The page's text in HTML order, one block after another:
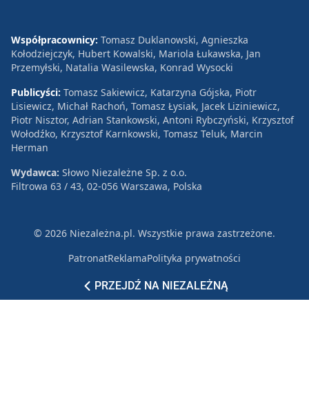
PRZEJDŹ NA NIEZALEŻNĄ
Współpracownicy: Tomasz Duklanowski, Agnieszka
Kołodziejczyk, Hubert Kowalski, Mariola Łukawska, Jan
Przemyłski, Natalia Wasilewska, Konrad Wysocki
Publicyści: Tomasz Sakiewicz, Katarzyna Gójska, Piotr
Lisiewicz, Michał Rachoń, Tomasz Łysiak, Jacek Liziniewicz,
Piotr Nisztor, Adrian Stankowski, Antoni Rybczyński, Krzysztof
Wołodźko, Krzysztof Karnkowski, Tomasz Teluk, Marcin
Herman
Wydawca: Słowo Niezależne Sp. z o.o.
Filtrowa 63 / 43, 02-056 Warszawa, Polska
© 2026 Niezależna.pl. Wszystkie prawa zastrzeżone.
PatronatReklamaPolityka prywatności